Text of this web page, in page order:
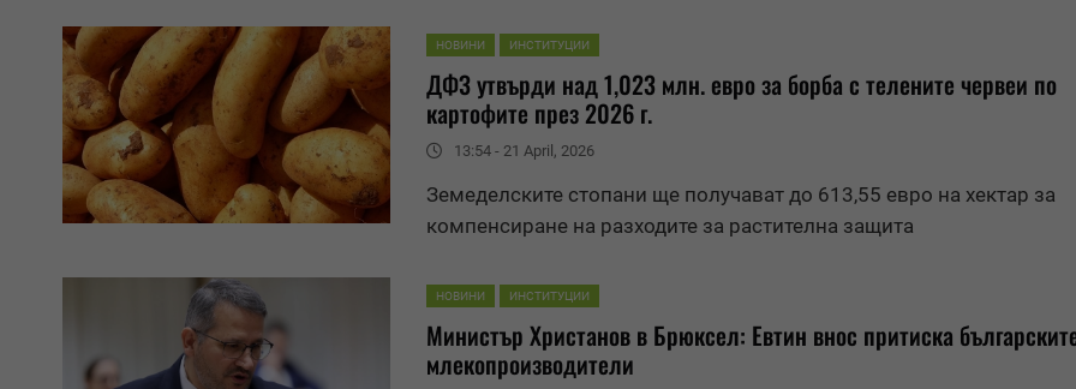
НОВИНИ ИНСТИТУЦИИ
ДФЗ утвърди над 1,023 млн. евро за борба с телените червеи по
картофите през 2026 г.
13:54 - 21 April, 2026
Земеделските стопани ще получават до 613,55 евро на хектар за
компенсиране на разходите за растителна защита
НОВИНИ ИНСТИТУЦИИ
Министър Христанов в Брюксел: Евтин внос притиска
млекопроизводители